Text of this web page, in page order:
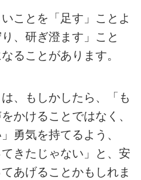
ことを「足す」ことよ
、研ぎ澄ます」こと
ることがあります。
、もしかしたら、「も
かけることではなく、
勇気を持てるよう、
てきたじゃない」と、安
あげることかもしれま